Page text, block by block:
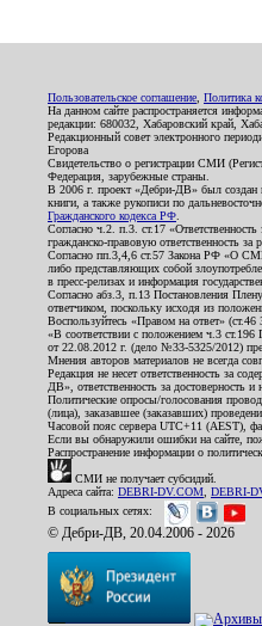
Пользовательское соглашение Политика
На данном сайте распространяется
редакции: 680032, Хабаровский край,
Редакционный совет электронного
Егорова
Свидетельство о регистрации СМИ
Федерация, зарубежные страны.
В 2006 г. проект «Дебри-ДВ» был создан
книги, а также рукописи по
Гражданского кодекса РФ
Согласно ч.2. п.3. ст.17
гражданско-правовую ответственность
Согласно пп.3,4,6 ст.57 Закона РФ «О
либо представляющих собой
в пресс-релизах и информация
Согласно абз.3, п.13 Постановления
ответчиком, поскольку исходя из
Воспользуйтесь «Правом на ответ»
«В соответствии с положением ч.3
от 22.08.2012 г. (дело №33-5325/2012)
Мнения авторов материалов не всегда
Редакция не несет ответственность за
ДВ», ответственность за достоверность и
Политические опросы/голосования
(лица), заказавшее (заказавших)
Часовой пояс сервера UTC+11 (AEST),
Если вы обнаружили ошибки на сайте,
Распространение информации о
СМИ не получает субсидий.
Адреса сайта: DEBRI-DV.COM DEBRI-
В социальных сетях:
© Дебри-ДВ, 20.04.2006 - 2026